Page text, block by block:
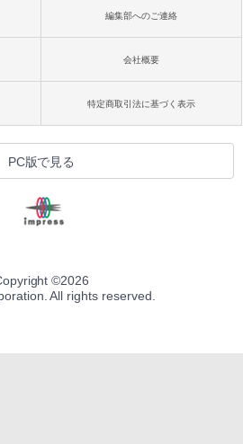
編集部へのご連絡
会社概要
特定商取引法に基づく表示
PC版で見る
©2026
All rights reserved.